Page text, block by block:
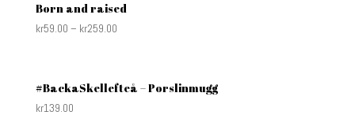
Born and raised
kr59.00 – kr259.00
#BackaSkellefteå – Porslinmugg
kr139.00